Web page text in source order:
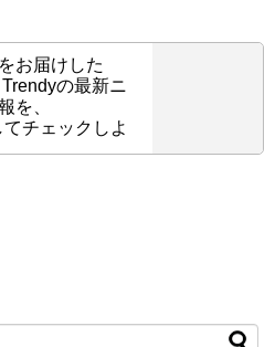
お届けした
の最新ニ
を、
てチェックしよ